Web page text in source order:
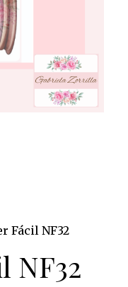
Fácil NF32
NF32